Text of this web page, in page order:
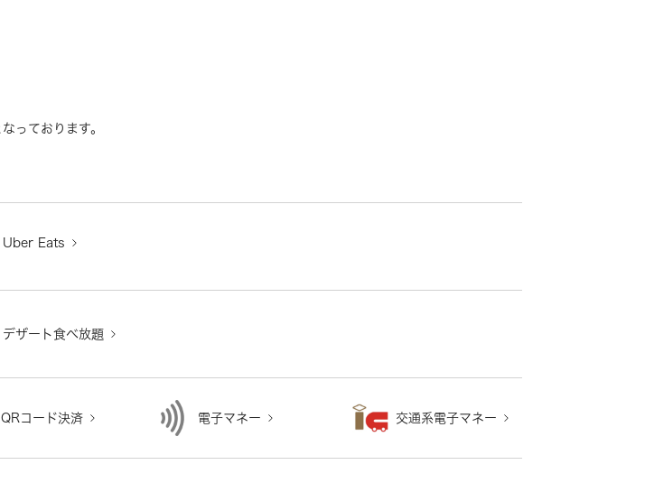
Uber Eats
デザート食べ放題
QRコード決済 電子マネー 交通系電子マネー